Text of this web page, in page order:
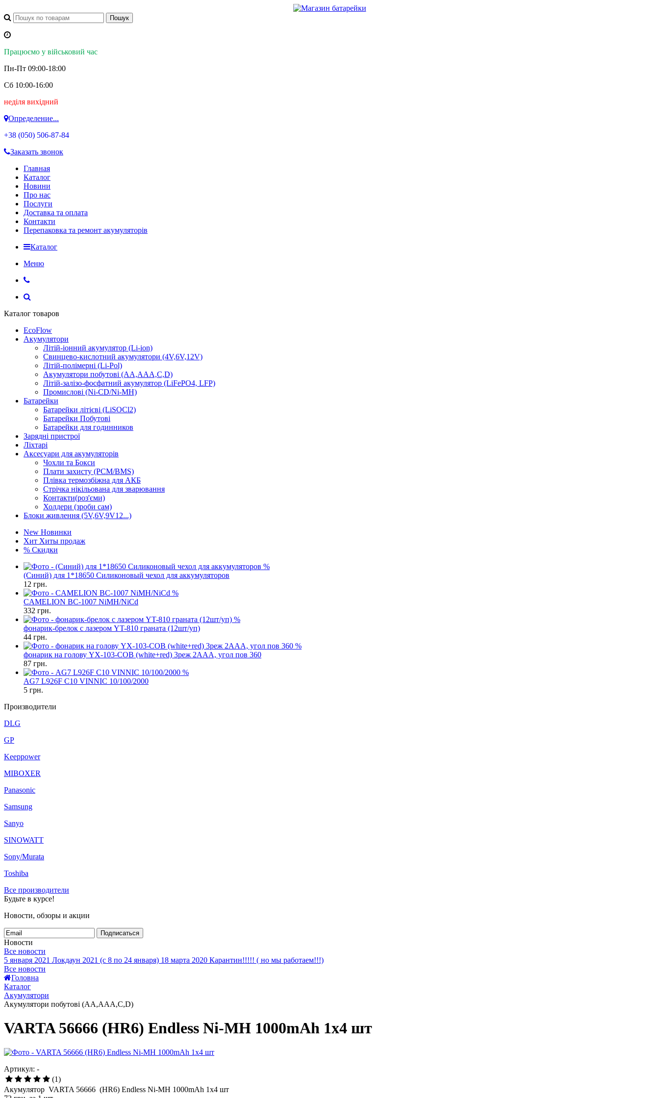
Працюємо у військовий час
Пн-Пт 09:00-18:00
Сб 10:00-16:00
неділя вихідний
Определение...
+38 (050) 506-87-84
Заказать звонок
Главная
Каталог
Новини
Про нас
Послуги
Доставка та оплата
Контакти
Перепаковка та ремонт акумуляторів
Каталог
Меню
Каталог товаров
EcoFlow
Акумулятори
Літій-іонний акумулятор (Li-ion)
Свинцево-кислотний акумулятори (4V,6V,12V)
Літій-полімерні (Li-Pol)
Акумулятори побутові (AA,AAA,C,D)
Літій-залізо-фосфатний акумулятор (LiFePO4, LFP)
Промислові (Ni-CD/Ni-MH)
Батарейки
Батарейки літієві (LiSOCl2)
Батарейки Побутові
Батарейки для годинников
Зарядні пристрої
Ліхтарі
Аксесуари для акумуляторів
Чохли та Бокси
Плати захисту (PCM/BMS)
Плівка термозбіжна для АКБ
Стрічка нікільована для зварювання
Контакти(роз'єми)
Холдери (зроби сам)
Блоки живлення (5V,6V,9V12...)
New Новинки
Хит Хиты продаж
% Скидки
%
(Синий) для 1*18650 Силиконовый чехол для аккумуляторов
12 грн.
%
CAMELION BC-1007 NiMH/NiCd
332 грн.
%
фонарик-брелок с лазером YT-810 граната (12шт/уп)
44 грн.
%
фонарик на голову YX-103-COB (white+red) 3реж 2AAA, угол пов 360
87 грн.
%
AG7 L926F C10 VINNIC 10/100/2000
5 грн.
Производители
DLG
GP
Keeppower
MIBOXER
Panasonic
Samsung
Sanyo
SINOWATT
Sony/Murata
Toshiba
Все производители
Будьте в курсе!
Новости, обзоры и акции
Подписаться
Новости
Все новости
5 января 2021 Локдаун 2021 (с 8 по 24 января) 18 марта 2020 Карантин!!!!! ( но мы работаем!!!)
Все новости
Головна
Каталог
Акумулятори
Акумулятори побутові (AA,AAA,C,D)
VARTA 56666 (HR6) Endless Ni-MH 1000mAh 1x4 шт
Артикул: -
(1)
Акумулятор VARTA 56666 (HR6) Endless Ni-MH 1000mAh 1x4 шт